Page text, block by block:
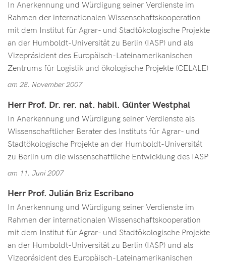
In Anerkennung und Würdigung seiner Verdienste im
Rahmen der internationalen Wissenschaftskooperation
mit dem Institut für Agrar- und Stadtökologische Projekte
an der Humboldt-Universität zu Berlin (IASP) und als
Vizepräsident des Europäisch-Lateinamerikanischen
Zentrums für Logistik und ökologische Projekte (CELALE)
am 28. November 2007
Herr Prof. Dr. rer. nat. habil. Günter Westphal
In Anerkennung und Würdigung seiner Verdienste als
Wissenschaftlicher Berater des Instituts für Agrar- und
Stadtökologische Projekte an der Humboldt-Universität
zu Berlin um die wissenschaftliche Entwicklung des IASP
am 11. Juni 2007
Herr Prof. Julián Briz Escribano
In Anerkennung und Würdigung seiner Verdienste im
Rahmen der internationalen Wissenschaftskooperation
mit dem Institut für Agrar- und Stadtökologische Projekte
an der Humboldt-Universität zu Berlin (IASP) und als
Vizepräsident des Europäisch-Lateinamerikanischen